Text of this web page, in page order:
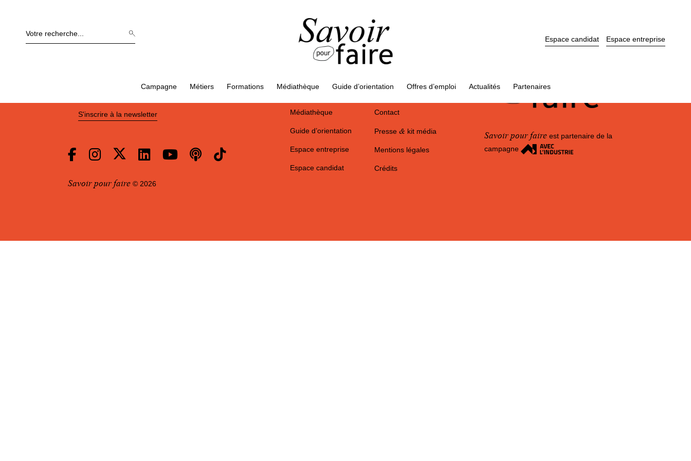
Espace candidat Espace entreprise
Campagne Métiers
&
Formations Médiathèque Guide d’orientation Offres d’emploi Actualités
Partenaires
S'inscrire à la newsletter
Savoir pour faire © 2026
Campagne
Médiathèque
Guide d’orientation
Espace entreprise
Espace candidat
Actualités
Contact
Presse & kit média
Mentions légales
Crédits
Savoir pour faire est partenaire de la
campagne